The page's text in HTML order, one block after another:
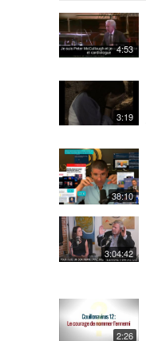
4:53
3:19
38:10
3:04:42
2:26